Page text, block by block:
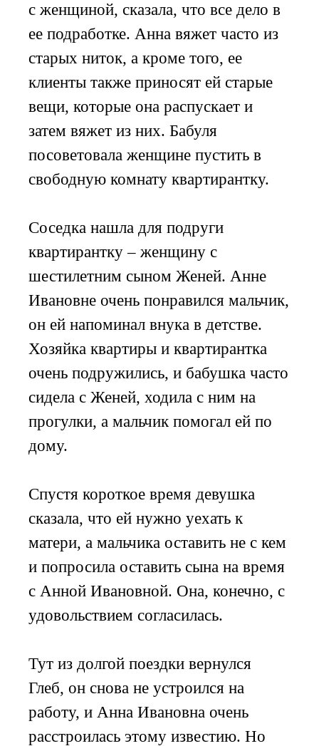
с женщиной, сказала, что все дело в
ее подработке. Анна вяжет часто из
старых ниток, а кроме того, ее
клиенты также приносят ей старые
вещи, которые она распускает и
затем вяжет из них. Бабуля
посоветовала женщине пустить в
свободную комнату квартирантку.
Соседка нашла для подруги
квартирантку – женщину с
шестилетним сыном Женей. Анне
Ивановне очень понравился мальчик,
он ей напоминал внука в детстве.
Хозяйка квартиры и квартирантка
очень подружились, и бабушка часто
сидела с Женей, ходила с ним на
прогулки, а мальчик помогал ей по
дому.
Спустя короткое время девушка
сказала, что ей нужно уехать к
матери, а мальчика оставить не с кем
и попросила оставить сына на время
с Анной Ивановной. Она, конечно, с
удовольствием согласилась.
Тут из долгой поездки вернулся
Глеб, он снова не устроился на
работу, и Анна Ивановна очень
расстроилась этому известию. Но